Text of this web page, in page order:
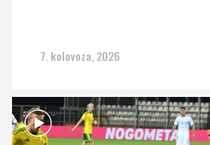
7. kolovoza, 2026